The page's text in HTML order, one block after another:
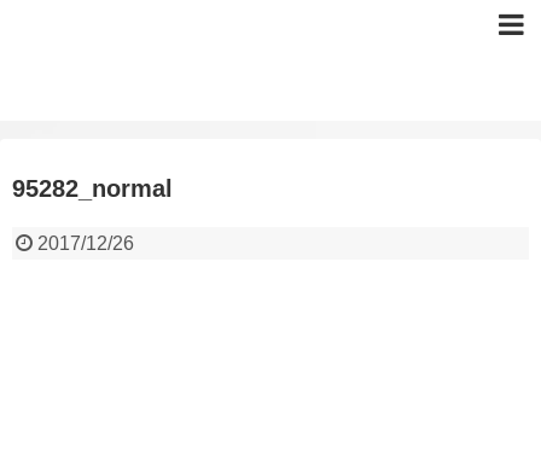
95282_normal
2017/12/26